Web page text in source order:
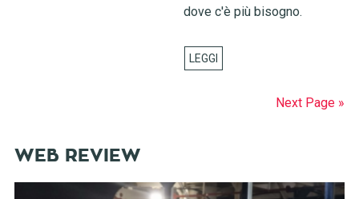
dove c'è più bisogno.
Next Page »
WEB REVIEW